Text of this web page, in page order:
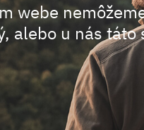
webe
alebo u nás táto